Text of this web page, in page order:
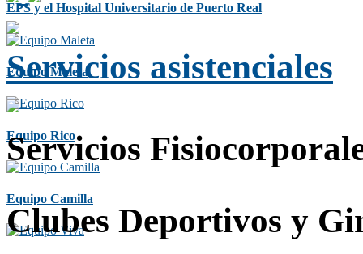
EPS y el Hospital Universitario de Puerto Real
Equipo Maleta
Equipo Rico
Equipo Camilla
Servicios asistenciales
Servicios
Clubes Deportivos y